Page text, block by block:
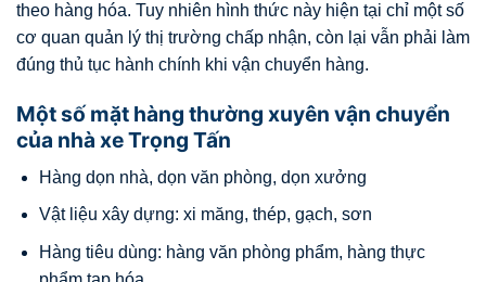
theo hàng hóa. Tuy nhiên hình thức này hiện tại chỉ một số
cơ quan quản lý thị trường chấp nhận, còn lại vẫn phải làm
đúng thủ tục hành chính khi vận chuyển hàng.
Một số mặt hàng thường xuyên vận chuyển
của nhà xe Trọng Tấn
Hàng dọn nhà, dọn văn phòng, dọn xưởng
Vật liệu xây dựng: xi măng, thép, gạch, sơn
Hàng tiêu dùng: hàng văn phòng phẩm, hàng thực